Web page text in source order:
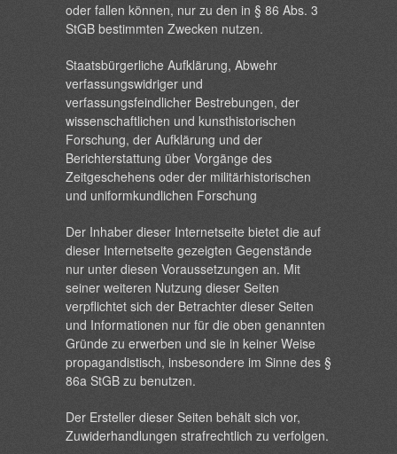
oder fallen können, nur zu den in § 86 Abs. 3
StGB bestimmten Zwecken nutzen.
Staatsbürgerliche Aufklärung, Abwehr
verfassungswidriger und
verfassungsfeindlicher Bestrebungen, der
wissenschaftlichen und kunsthistorischen
Forschung, der Aufklärung und der
Berichterstattung über Vorgänge des
Zeitgeschehens oder der militärhistorischen
und uniformkundlichen Forschung
Der Inhaber dieser Internetseite bietet die auf
dieser Internetseite gezeigten Gegenstände
nur unter diesen Voraussetzungen an. Mit
seiner weiteren Nutzung dieser Seiten
verpflichtet sich der Betrachter dieser Seiten
und Informationen nur für die oben genannten
Gründe zu erwerben und sie in keiner Weise
propagandistisch, insbesondere im Sinne des §
86a StGB zu benutzen.
Der Ersteller dieser Seiten behält sich vor,
Zuwiderhandlungen strafrechtlich zu verfolgen.